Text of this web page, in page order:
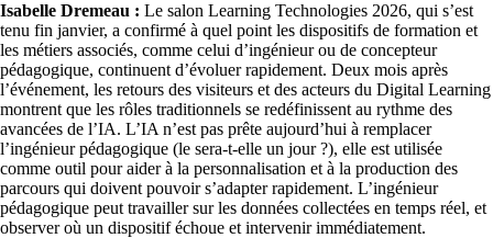
Isabelle Dremeau : Le salon Learning Technologies 2026, qui s’est
tenu fin janvier, a confirmé à quel point les dispositifs de formation et
les métiers associés, comme celui d’ingénieur ou de concepteur
pédagogique, continuent d’évoluer rapidement. Deux mois après
l’événement, les retours des visiteurs et des acteurs du Digital Learning
montrent que les rôles traditionnels se redéfinissent au rythme des
avancées de l’IA. L’IA n’est pas prête aujourd’hui à remplacer
l’ingénieur pédagogique (le sera-t-elle un jour ?), elle est utilisée
comme outil pour aider à la personnalisation et à la production des
parcours qui doivent pouvoir s’adapter rapidement. L’ingénieur
pédagogique peut travailler sur les données collectées en temps réel, et
observer où un dispositif échoue et intervenir immédiatement.